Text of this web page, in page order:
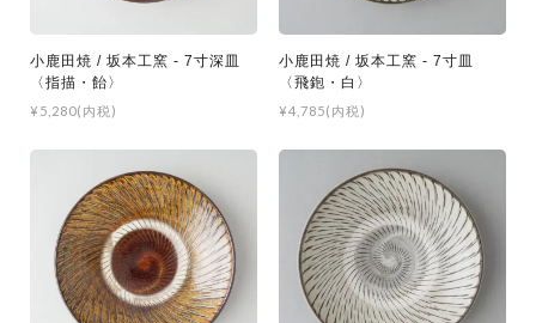
小鹿田焼 / 坂本工窯 - 7寸深皿
〈指描・飴〉
¥5,280(内税)
小鹿田焼 / 坂本工窯 - 7寸皿
〈飛鉋・白〉
¥4,785(内税)